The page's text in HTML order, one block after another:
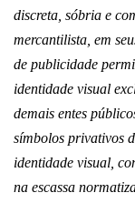
discreta, sóbria e
mercantilista, em
de publicidade
identidade visual
demais entes
símbolos privativos
identidade visual,
na escassa